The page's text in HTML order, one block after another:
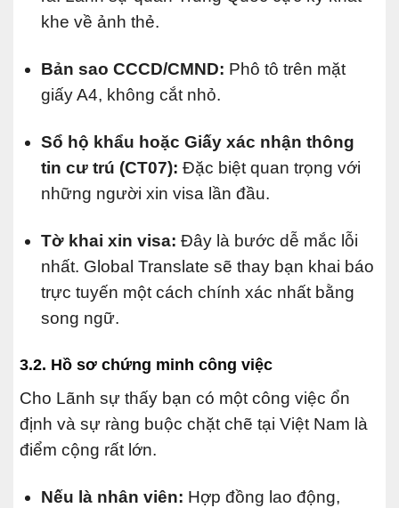
khe về ảnh thẻ.
Bản sao CCCD/CMND: Phô tô trên mặt
giấy A4, không cắt nhỏ.
Sổ hộ khẩu hoặc Giấy xác nhận thông
tin cư trú (CT07): Đặc biệt quan trọng với
những người xin visa lần đầu.
Tờ khai xin visa: Đây là bước dễ mắc lỗi
nhất. Global Translate sẽ thay bạn khai báo
trực tuyến một cách chính xác nhất bằng
song ngữ.
3.2. Hồ sơ chứng minh công việc
Cho Lãnh sự thấy bạn có một công việc ổn
định và sự ràng buộc chặt chẽ tại Việt Nam là
điểm cộng rất lớn.
Nếu là nhân viên: Hợp đồng lao động,